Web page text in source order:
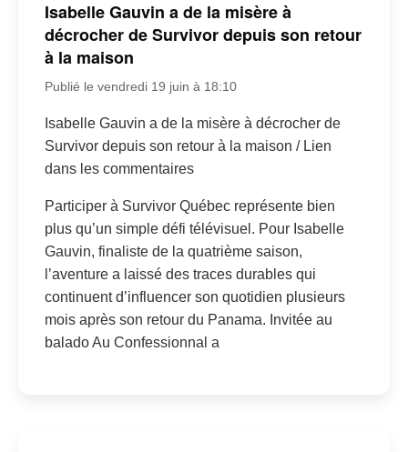
Isabelle Gauvin a de la misère à
décrocher de Survivor depuis son retour
à la maison
Publié le vendredi 19 juin à 18:10
Isabelle Gauvin a de la misère à décrocher de
Survivor depuis son retour à la maison / Lien
dans les commentaires
Participer à Survivor Québec représente bien
plus qu’un simple défi télévisuel. Pour Isabelle
Gauvin, finaliste de la quatrième saison,
l’aventure a laissé des traces durables qui
continuent d’influencer son quotidien plusieurs
mois après son retour du Panama. Invitée au
balado Au Confessionnal a